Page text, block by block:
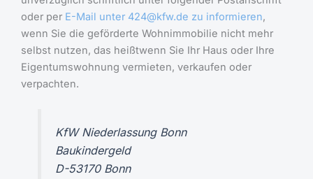
oder per E-Mail unter 424@kfw.de zu informieren,
wenn Sie die geförderte Wohnimmobilie nicht mehr
selbst nutzen, das heißtwenn Sie Ihr Haus oder Ihre
Eigentumswohnung vermieten, verkaufen oder
verpachten.
KfW Niederlassung Bonn
Baukindergeld
D-53170 Bonn